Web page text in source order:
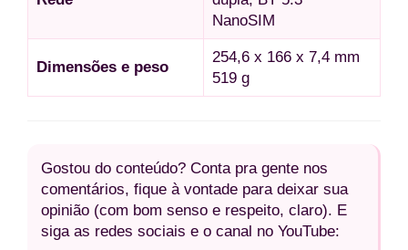
NanoSIM
Dimensões e peso
254,6 x 166 x 7,4 mm
519 g
Gostou do conteúdo? Conta pra gente nos
comentários, fique à vontade para deixar sua
opinião (com bom senso e respeito, claro). E
siga as redes sociais e o canal no YouTube: